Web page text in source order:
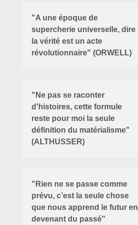
"A une époque de
supercherie universelle, dire
la vérité est un acte
révolutionnaire" (ORWELL)
"Ne pas se raconter
d'histoires, cette formule
reste pour moi la seule
définition du matérialisme"
(ALTHUSSER)
"Rien ne se passe comme
prévu, c’est la seule chose
que nous apprend le futur en
devenant du passé"